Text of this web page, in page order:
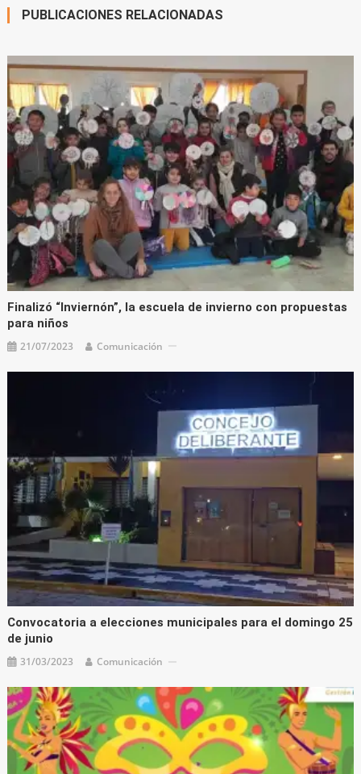
PUBLICACIONES RELACIONADAS
Finalizó “Inviernón”, la escuela de invierno con propuestas
para niños
21/07/2023 Comunicación
Convocatoria a elecciones municipales para el domingo 25
de junio
31/03/2023 Comunicación